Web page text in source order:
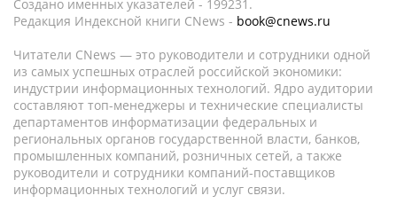
Создано именных указателей - 199231.
Редакция Индексной книги CNews - book@cnews.ru
Читатели CNews — это руководители и сотрудники одной
из самых успешных отраслей российской экономики:
индустрии информационных технологий. Ядро аудитории
составляют топ-менеджеры и технические специалисты
департаментов информатизации федеральных и
региональных органов государственной власти, банков,
промышленных компаний, розничных сетей, а также
руководители и сотрудники компаний-поставщиков
информационных технологий и услуг связи.